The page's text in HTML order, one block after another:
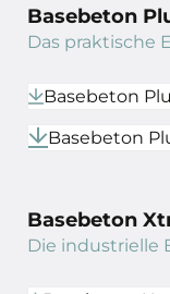
Basebeton
Das praktische
Basebeton
Basebeton
Die industrielle